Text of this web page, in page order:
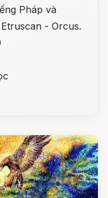
Pháp và
- Orcus.